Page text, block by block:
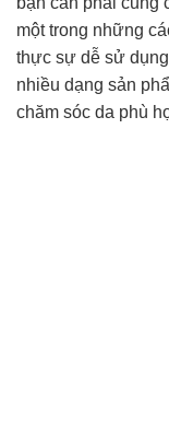
một trong những
thực sự dễ sử
nhiều dạng sản
chăm sóc da phù